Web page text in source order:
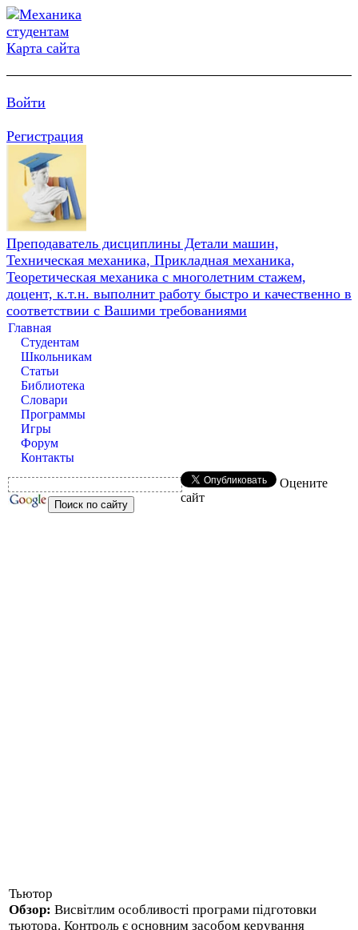
Карта сайта
Войти
Регистрация
Преподаватель дисциплины Детали машин,
Техническая механика, Прикладная механика,
Теоретическая механика с многолетним стажем,
доцент, к.т.н. выполнит работу быстро и качественно в
соответствии с Вашими требованиями
Главная
Студентам
Школьникам
Статьи
Библиотека
Словари
Программы
Игры
Форум
Контакты
Оцените
сайт
Тьютор
Обзор: Висвітлим особливості програми підготовки
тьютора. Контроль є основним засобом керування